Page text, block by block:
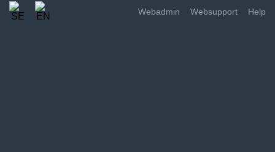
Webadmin Websupport Help